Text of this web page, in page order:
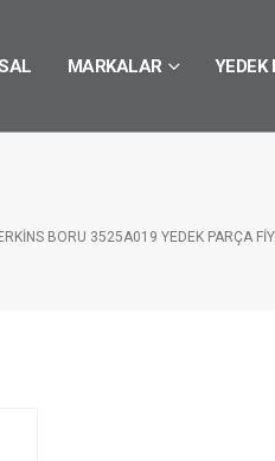
MARKALAR YEDEK
BORU 3525A019 YEDEK PARÇA